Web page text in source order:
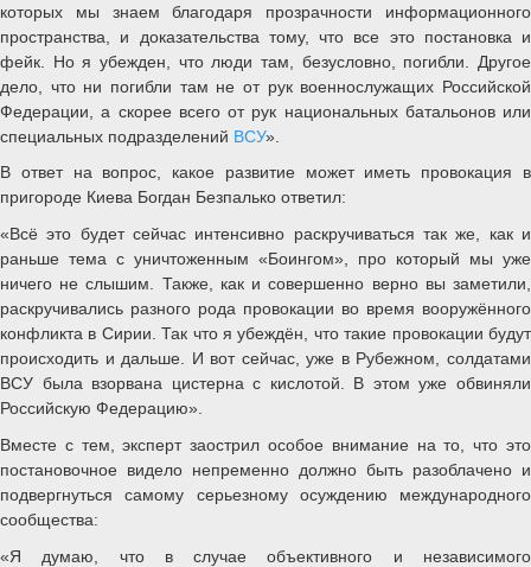
которых мы знаем благодаря прозрачности информационного
пространства, и доказательства тому, что все это постановка и
фейк. Но я убежден, что люди там, безусловно, погибли. Другое
дело, что ни погибли там не от рук военнослужащих Российской
Федерации, а скорее всего от рук национальных батальонов или
специальных подразделений ВСУ».
В ответ на вопрос, какое развитие может иметь провокация в
пригороде Киева Богдан Безпалько ответил:
«Всё это будет сейчас интенсивно раскручиваться так же, как и
раньше тема с уничтоженным «Боингом», про который мы уже
ничего не слышим. Также, как и совершенно верно вы заметили,
раскручивались разного рода провокации во время вооружённого
конфликта в Сирии. Так что я убеждён, что такие провокации будут
происходить и дальше. И вот сейчас, уже в Рубежном, солдатами
ВСУ была взорвана цистерна с кислотой. В этом уже обвиняли
Российскую Федерацию».
Вместе с тем, эксперт заострил особое внимание на то, что это
постановочное видело непременно должно быть разоблачено и
подвергнуться самому серьезному осуждению международного
сообщества:
«Я думаю, что в случае объективного и независимого